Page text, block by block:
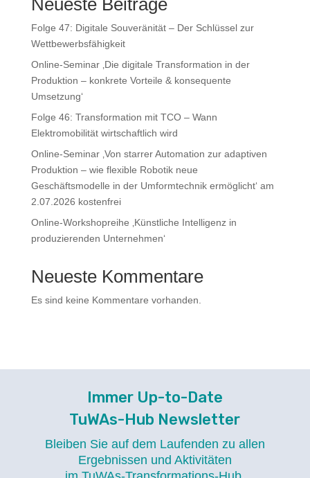
Folge 47: Digitale Souveränität – Der Schlüssel zur
Wettbewerbsfähigkeit
Online-Seminar ‚Die digitale Transformation in der
Produktion – konkrete Vorteile & konsequente
Umsetzung‘
Folge 46: Transformation mit TCO – Wann
Elektromobilität wirtschaftlich wird
Online-Seminar ‚Von starrer Automation zur adaptiven
Produktion – wie flexible Robotik neue
Geschäftsmodelle in der Umformtechnik ermöglicht‘ am
2.07.2026 kostenfrei
Online-Workshopreihe ‚Künstliche Intelligenz in
produzierenden Unternehmen‘
Neueste Kommentare
Es sind keine Kommentare vorhanden.
Immer Up-to-Date
TuWAs-Hub Newsletter
Bleiben Sie auf dem Laufenden zu allen
Ergebnissen und Aktivitäten